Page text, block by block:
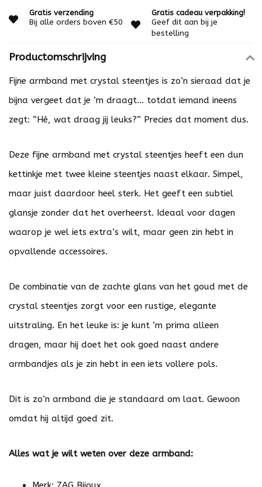
Gratis verzending
Bij alle orders boven €50
Gratis cadeau verpakking!
Geef dit aan bij je
bestelling
Productomschrijving
Fijne armband met crystal steentjes is zo’n sieraad dat je
bijna vergeet dat je ‘m draagt… totdat iemand ineens
zegt: “Hé, wat draag jij leuks?” Precies dat moment dus.
Deze fijne armband met crystal steentjes heeft een dun
kettinkje met twee kleine steentjes naast elkaar. Simpel,
maar juist daardoor heel sterk. Het geeft een subtiel
glansje zonder dat het overheerst. Ideaal voor dagen
waarop je wel iets extra’s wilt, maar geen zin hebt in
opvallende accessoires.
De combinatie van de zachte glans van het goud met de
crystal steentjes zorgt voor een rustige, elegante
uitstraling. En het leuke is: je kunt ‘m prima alleen
dragen, maar hij doet het ook goed naast andere
armbandjes als je zin hebt in een iets vollere pols.
Dit is zo’n armband die je standaard om laat. Gewoon
omdat hij altijd goed zit.
Alles wat je wilt weten over deze armband: